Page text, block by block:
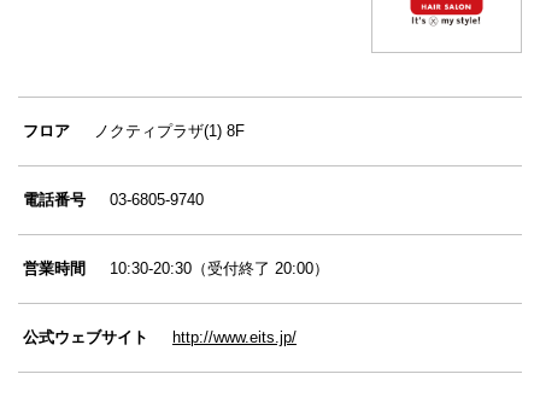
フロア ノクティプラザ(1) 8F
電話番号 03-6805-9740
営業時間 10:30-20:30（受付終了 20:00）
公式ウェブサイト http://www.eits.jp/